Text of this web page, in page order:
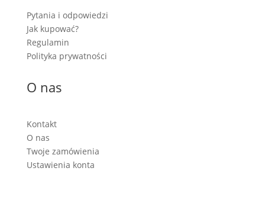
Pytania i odpowiedzi
Jak kupować?
Regulamin
Polityka prywatności
O nas
Kontakt
O nas
Twoje zamówienia
Ustawienia konta